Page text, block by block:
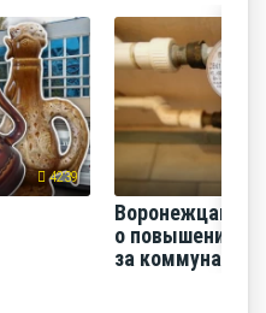
4239
Воронежцам
о повышении
за